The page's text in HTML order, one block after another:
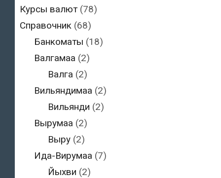
Курсы валют (78)
Справочник (68)
Банкоматы (18)
Валгамаа (2)
Валга (2)
Вильяндимаа (2)
Вильянди (2)
Вырумаа (2)
Выру (2)
Ида-Вирумаа (7)
Йыхви (2)